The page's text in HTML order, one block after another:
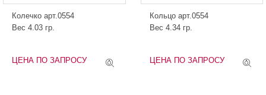
Колечко арт.0554
Вес 4.03 гр.
ЦЕНА ПО ЗАПРОСУ
Кольцо арт.0554
Вес 4.34 гр.
ЦЕНА ПО ЗАПРОСУ